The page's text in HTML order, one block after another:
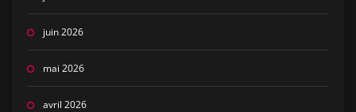
juin 2026
mai 2026
avril 2026